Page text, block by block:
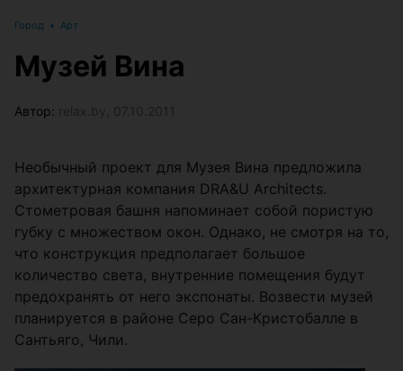
Город • Арт
Музей Вина
Автор:
Необычный проект для Музея Вина предложила
архитектурная компания DRA&U Architects.
Стометровая башня напоминает собой пористую
губку с множеством окон. Однако, не смотря на то,
что конструкция предполагает большое
количество света, внутренние помещения будут
предохранять от него экспонаты. Возвести музей
планируется в районе Серо Сан-Кристобалле в
Сантьяго, Чили.